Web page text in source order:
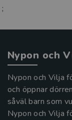
;
Nypon och
Nypon och Vilja
och öppnar
såväl barn som
Nypon och Vilja